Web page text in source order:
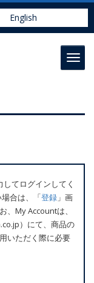
English
てログインしてく
合は、「登録 」画
、My Accountは、
）にて、商品の
いただく際に必要